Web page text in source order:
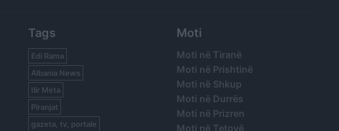
Tags
Edi Rama
Albania News
Ilir Meta
Piranjat
gazeta, tv, portale
Moti
Moti në Tiranë
Moti në Prishtinë
Moti në Shkup
Moti në Durrës
Moti në Prizren
Moti në Tetovë